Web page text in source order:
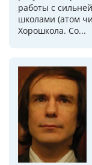
работы с
школами (атом
Хорошкола. Со...